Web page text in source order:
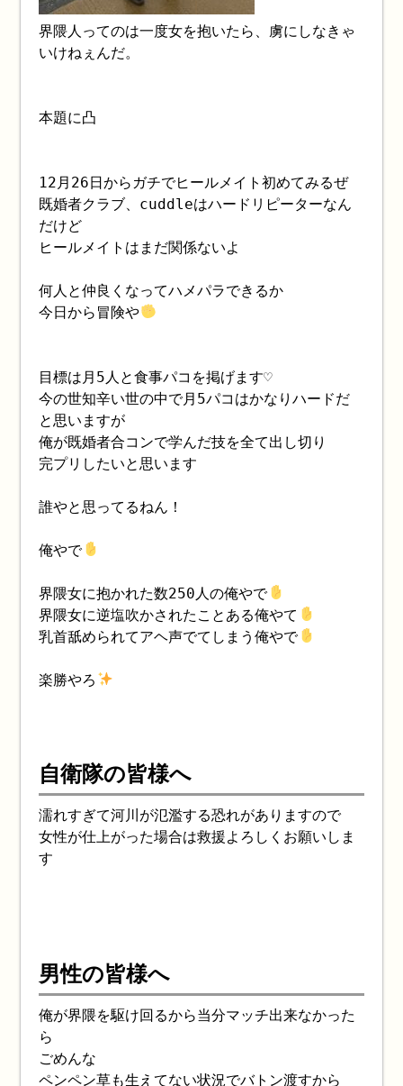
界隈人ってのは一度女を抱いたら、虜にしなきゃ
いけねぇんだ。
本題に凸
12月26日からガチでヒールメイト初めてみるぜ
既婚者クラブ、cuddleはハードリピーターなん
だけど
ヒールメイトはまだ関係ないよ
何人と仲良くなってハメパラできるか
今日から冒険や
目標は月5人と食事パコを掲げます♡
今の世知辛い世の中で月5パコはかなりハードだ
と思いますが
俺が既婚者合コンで学んだ技を全て出し切り
完プリしたいと思います
誰やと思ってるねん！
俺やで
界隈女に抱かれた数250人の俺やで
界隈女に逆塩吹かされたことある俺やて
乳首舐められてアヘ声でてしまう俺やで
楽勝やろ
自衛隊の皆様へ
濡れすぎて河川が氾濫する恐れがありますので
女性が仕上がった場合は救援よろしくお願いしま
す
男性の皆様へ
俺が界隈を駆け回るから当分マッチ出来なかった
ら
ごめんな
ペンペン草も生えてない状況でバトン渡すから